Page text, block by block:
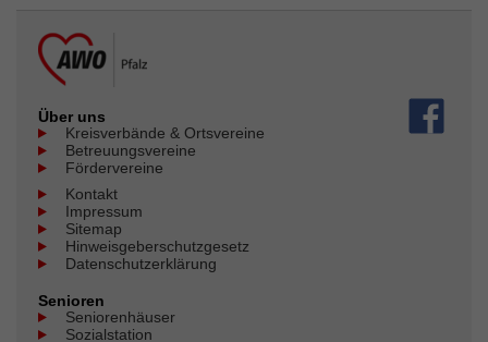
Über uns
Kreisverbände & Ortsvereine
Betreuungsvereine
Fördervereine
Kontakt
Impressum
Sitemap
Hinweisgeberschutzgesetz
Datenschutzerklärung
Senioren
Seniorenhäuser
Sozialstation